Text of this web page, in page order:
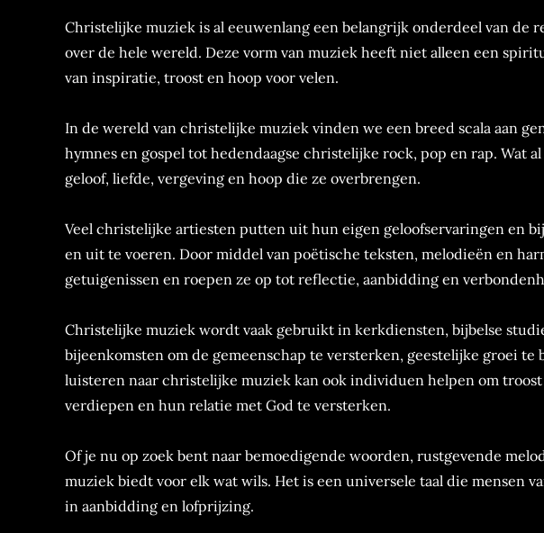
Christelijke muziek is al eeuwenlang een belangrijk onderdeel van de
over de hele wereld. Deze vorm van muziek heeft niet alleen een
van inspiratie, troost en hoop voor velen.
In de wereld van christelijke muziek vinden we een breed scala aan
hymnes en gospel tot hedendaagse christelijke rock, pop en rap. Wat
geloof, liefde, vergeving en hoop die ze overbrengen.
Veel christelijke artiesten putten uit hun eigen geloofservaringen en
en uit te voeren. Door middel van poëtische teksten, melodieën en
getuigenissen en roepen ze op tot reflectie, aanbidding en
Christelijke muziek wordt vaak gebruikt in kerkdiensten, bijbelse
bijeenkomsten om de gemeenschap te versterken, geestelijke groei
luisteren naar christelijke muziek kan ook individuen helpen om
verdiepen en hun relatie met God te versterken.
Of je nu op zoek bent naar bemoedigende woorden, rustgevende
muziek biedt voor elk wat wils. Het is een universele taal die mensen
in aanbidding en lofprijzing.